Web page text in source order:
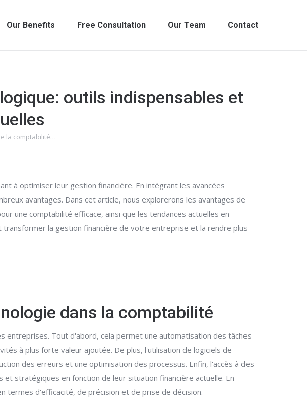
Our Benefits Free Consultation Our Team Contact
outils indispensables et
la comptabilité…
à optimiser leur gestion financière. En intégrant les avancées
avantages. Dans cet article, nous explorerons les avantages de
une comptabilité efficace, ainsi que les tendances actuelles en
transformer la gestion financière de votre entreprise et la rendre plus
dans la comptabilité
entreprises. Tout d'abord, cela permet une automatisation des tâches
à plus forte valeur ajoutée. De plus, l'utilisation de logiciels de
des erreurs et une optimisation des processus. Enfin, l'accès à des
stratégiques en fonction de leur situation financière actuelle. En
termes d'efficacité, de précision et de prise de décision.